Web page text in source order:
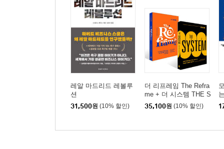
레알 마드리드 레볼루
션
31,500원 (10% 할인)
더 리프레임 The Refra
me + 더 시스템 THE S
YSTEM 세트
35,100원 (10% 할인)